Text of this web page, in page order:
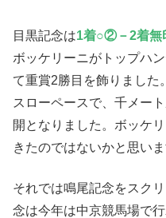
目黒記念は1着○②－2着
ボッケリーニがトップハ
て重賞2勝目を飾りました
スローペースで、千メー
開となりました。ボッケ
きたのではないかと思い
それでは鳴尾記念をスク
念は今年は中京競馬場で